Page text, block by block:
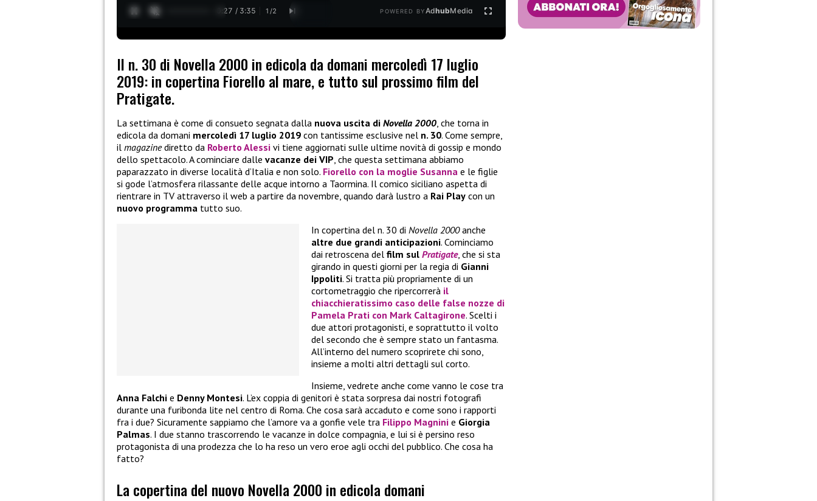
0:28 / 3:35 1 /2 POWERED BYAdhubMedia
Il n. 30 di Novella 2000 in edicola da domani mercoledì 17 luglio
2019: in copertina Fiorello al mare, e tutto sul prossimo film del
Pratigate.
La settimana è come di consueto segnata dalla nuova uscita di Novella 2000, che torna in
edicola da domani mercoledì 17 luglio 2019 con tantissime esclusive nel n. 30. Come sempre,
il magazinediretto da Roberto Alessi vi tiene aggiornati sulle ultime novità di gossip e mondo
dello spettacolo. A cominciare dalle vacanze dei VIP, che questa settimana abbiamo
paparazzato in diverse località d’Italia e non solo. Fiorello con la moglie Susanna e le figlie
si gode l’atmosfera rilassante delle acque intorno a Taormina. Il comico siciliano aspetta di
rientrare in TV attraverso il web a partire da novembre, quando darà lustro a Rai Play con un
nuovo programma tutto suo.
In copertina del n. 30 di Novella 2000anche
altre due grandi anticipazioni. Cominciamo
dai retroscena del film sul Pratigate, che si sta
girando in questi giorni per la regia di Gianni
Ippoliti. Si tratta più propriamente di un
cortometraggio che ripercorrerà il
chiacchieratissimo caso delle false nozze di
Pamela Prati con Mark Caltagirone. Scelti i
due attori protagonisti, e soprattutto il volto
del secondo che è sempre stato un fantasma.
All’interno del numero scoprirete chi sono,
insieme a molti altri dettagli sul corto.
Insieme, vedrete anche come vanno le cose tra
Anna Falchi e Denny Montesi. L’ex coppia di genitori è stata sorpresa dai nostri fotografi
durante una furibonda lite nel centro di Roma. Che cosa sarà accaduto e come sono i rapporti
fra i due? Sicuramente sappiamo che l’amore va a gonfie vele tra Filippo Magnini e Giorgia
Palmas. I due stanno trascorrendo le vacanze in dolce compagnia, e lui si è persino reso
protagonista di una prodezza che lo ha reso un vero eroe agli occhi del pubblico. Che cosa ha
fatto?
La copertina del nuovo Novella 2000 in edicola domani